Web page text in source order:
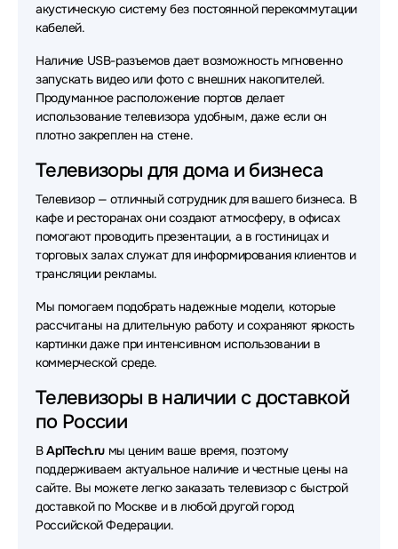
акустическую систему без постоянной перекоммутации
кабелей.
Наличие USB-разъемов дает возможность мгновенно
запускать видео или фото с внешних накопителей.
Продуманное расположение портов делает
использование телевизора удобным, даже если он
плотно закреплен на стене.
Телевизоры для дома и бизнеса
Телевизор — отличный сотрудник для вашего бизнеса. В
кафе и ресторанах они создают атмосферу, в офисах
помогают проводить презентации, а в гостиницах и
торговых залах служат для информирования клиентов и
трансляции рекламы.
Мы помогаем подобрать надежные модели, которые
рассчитаны на длительную работу и сохраняют яркость
картинки даже при интенсивном использовании в
коммерческой среде.
Телевизоры в наличии с доставкой
по России
ВAplTech.ruмы ценим ваше время, поэтому
поддерживаем актуальное наличие и честные цены на
сайте. Вы можете легко заказать телевизор с быстрой
доставкой по Москве и в любой другой город
Российской Федерации.